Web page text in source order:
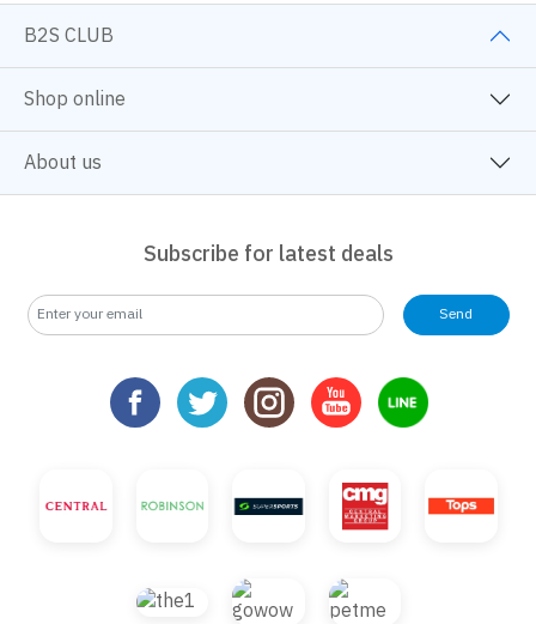
B2S CLUB
Shop online
About us
Subscribe for latest deals
Send